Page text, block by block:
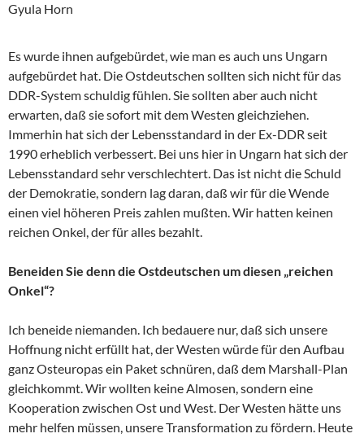
Gyula Horn
Es wurde ihnen aufgebürdet, wie man es auch uns Ungarn
aufgebürdet hat. Die Ostdeutschen sollten sich nicht für das
DDR-System schuldig fühlen. Sie sollten aber auch nicht
erwarten, daß sie sofort mit dem Westen gleichziehen.
Immerhin hat sich der Lebensstandard in der Ex-DDR seit
1990 erheblich verbessert. Bei uns hier in Ungarn hat sich der
Lebensstandard sehr verschlechtert. Das ist nicht die Schuld
der Demokratie, sondern lag daran, daß wir für die Wende
einen viel höheren Preis zahlen mußten. Wir hatten keinen
reichen Onkel, der für alles bezahlt.
Beneiden Sie denn die Ostdeutschen um diesen „reichen
Onkel“?
Ich beneide niemanden. Ich bedauere nur, daß sich unsere
Hoffnung nicht erfüllt hat, der Westen würde für den Aufbau
ganz Osteuropas ein Paket schnüren, daß dem Marshall-Plan
gleichkommt. Wir wollten keine Almosen, sondern eine
Kooperation zwischen Ost und West. Der Westen hätte uns
mehr helfen müssen, unsere Transformation zu fördern. Heute